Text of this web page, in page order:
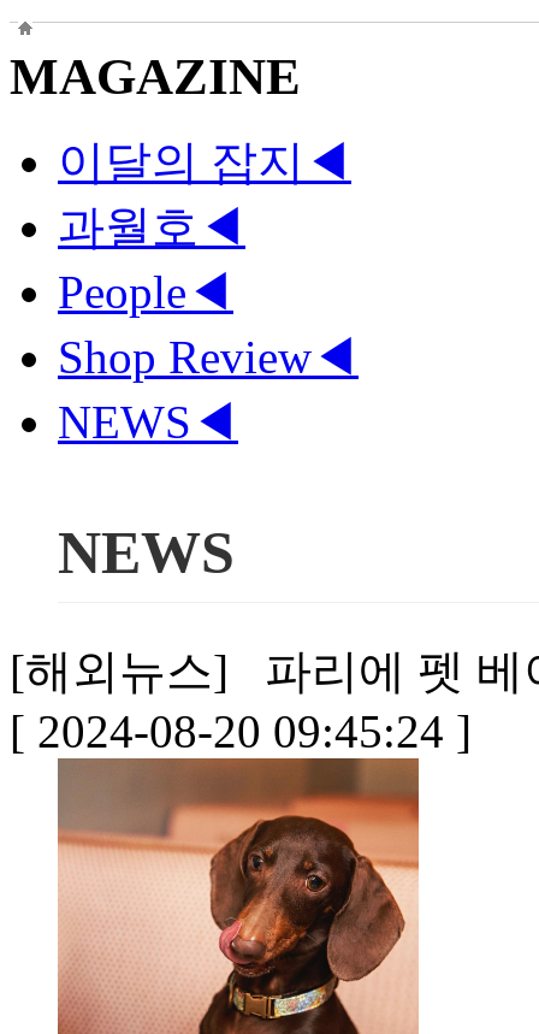
MAGAZINE
이달의 잡지 ◀
과월호 ◀
People◀
Shop Review◀
NEWS ◀
NEWS
[해외뉴스] 파리에 펫 베
[ 2024-08-20 09:45:24 ]